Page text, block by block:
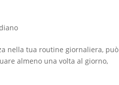
nella tua routine giornaliera, può
almeno una volta al giorno,